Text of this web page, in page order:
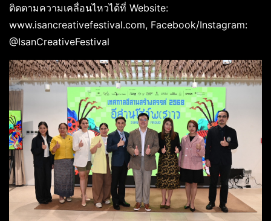
ติดตามความเคลื่อนไหวได้ที่ Website:
www.isancreativefestival.com, Facebook/Instagram:
@IsanCreativeFestival